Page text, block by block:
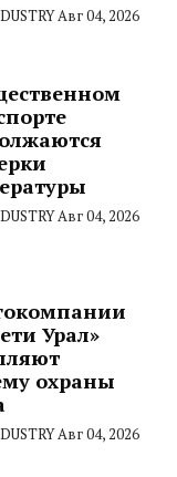
Авг 04, 2026
Авг 04, 2026
Урал»
охраны
Авг 04, 2026